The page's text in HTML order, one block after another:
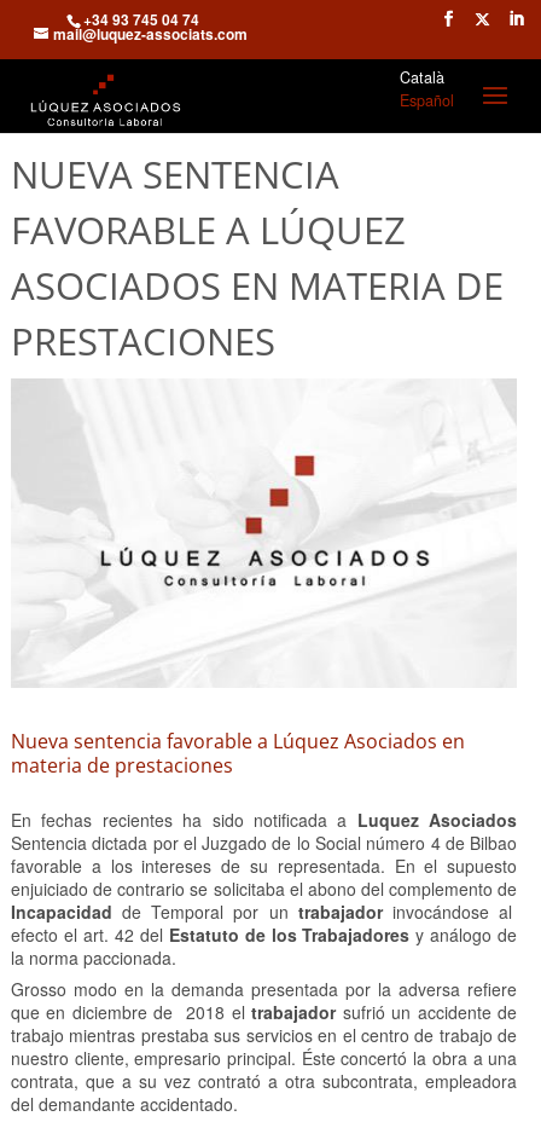
+34 93 745 04 74
mail@luquez-associats.com
Català
Español
NUEVA SENTENCIA
FAVORABLE A LÚQUEZ
ASOCIADOS EN MATERIA DE
PRESTACIONES
Nueva sentencia favorable a Lúquez Asociados en
materia de prestaciones
En fechas recientes ha sido notificada a Luquez Asociados
Sentencia dictada por el Juzgado de lo Social número 4 de Bilbao
favorable a los intereses de su representada. En el supuesto
enjuiciado de contrario se solicitaba el abono del complemento de
Incapacidad de Temporal por un trabajadorinvocándose al
efecto el art. 42 del Estatuto de los Trabajadores y análogo de
la norma paccionada.
Grosso modo en la demanda presentada por la adversa refiere
que en diciembre de 2018 eltrabajadorsufrió un accidente de
trabajo mientras prestaba sus servicios en el centro de trabajo de
nuestro cliente, empresario principal. Éste concertó la obra a una
contrata, que a su vez contrató a otra subcontrata, empleadora
del demandante accidentado.